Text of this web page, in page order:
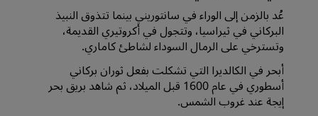
عُد بالزمن إلى الوراء في سانتوريني بينما تتذوق النبيذ
البركاني في ثيراسيا، وتتجول في أكروتيري القديمة،
وتسترخي على الرمال السوداء لشاطئ كاماري.
أبحر في الكالديرا التي تشكلت بفعل ثوران بركاني
أسطوري في عام 1600 قبل الميلاد، ثم شاهد بريق بحر
إيجة عند غروب الشمس.